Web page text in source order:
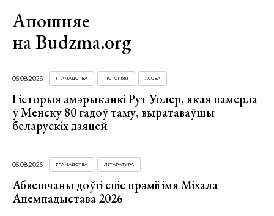
Апошняе
на Budzma.org
05.08.2026 ГРАМАДСТВА ГІСТОРЫЯ АСОБА
Гісторыя амэрыканкі Рут Уолер, якая памерла
ў Менску 80 гадоў таму, выратаваўшы
беларускіх дзяцей
05.08.2026 ГРАМАДСТВА ЛІТАРАТУРА
Абвешчаны доўгі спіс прэміі імя Міхала
Анемпадыстава 2026